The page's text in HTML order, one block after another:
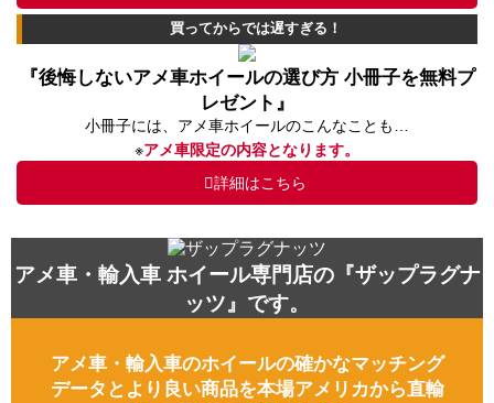
買ってからでは遅すぎる！
『後悔しないアメ車ホイールの選び方 小冊子を無料プ
レゼント』
小冊子には、アメ車ホイールのこんなことも…
※アメ車限定の内容となります。
詳細はこちら
アメ車・輸入車 ホイール専門店の『ザップラグナ
ッツ』です。
アメ車・輸入車のホイールの確かなマッチング
データとより良い商品を本場アメリカから直輸